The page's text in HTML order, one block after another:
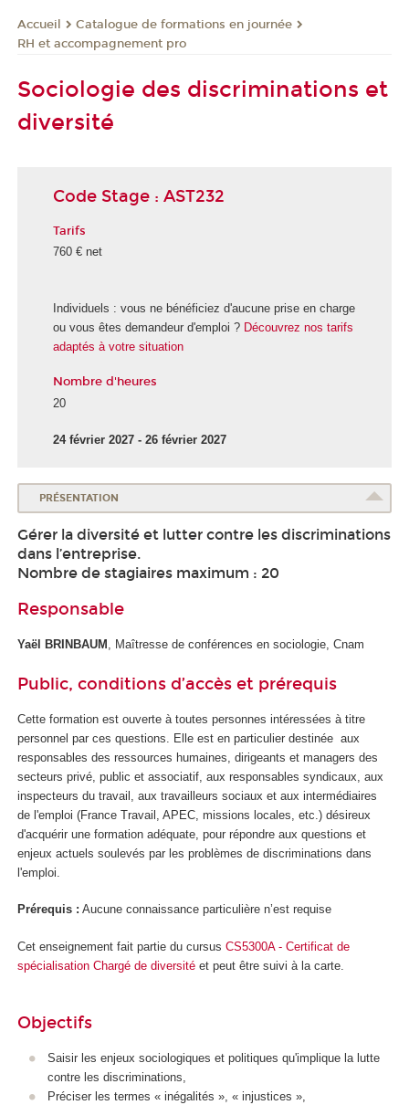
Accueil
Catalogue de formations en journée
RH et accompagnement pro
Sociologie des discriminations et
diversité
Code Stage : AST232
Tarifs
760 € net
Individuels : vous ne bénéficiez d'aucune prise en charge
ou vous êtes demandeur d'emploi ? Découvrez nos tarifs
adaptés à votre situation
Nombre d'heures
20
24 février 2027 - 26 février 2027
PRÉSENTATION
Gérer la diversité et lutter contre les discriminations
dans l’entreprise.
Nombre de stagiaires maximum : 20
Responsable
Yaël BRINBAUM , Maîtresse de conférences en sociologie, Cnam
Public, conditions d’accès et prérequis
Cette formation est ouverte à toutes personnes intéressées à titre
personnel par ces questions. Elle est en particulier destinée aux
responsables des ressources humaines, dirigeants et managers des
secteurs privé, public et associatif, aux responsables syndicaux, aux
inspecteurs du travail, aux travailleurs sociaux et aux intermédiaires
de l'emploi (France Travail, APEC, missions locales, etc.) désireux
d'acquérir une formation adéquate, pour répondre aux questions et
enjeux actuels soulevés par les problèmes de discriminations dans
l'emploi.
Prérequis : Aucune connaissance particulière n’est requise
Cet enseignement fait partie du cursus CS5300A - Certificat de
spécialisation Chargé de diversité et peut être suivi à la carte.
Objectifs
Saisir les enjeux sociologiques et politiques qu'implique la lutte
contre les discriminations,
Préciser les termes « inégalités », « injustices »,